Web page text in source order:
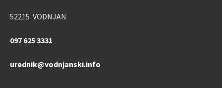
52215 VODNJAN
097 625 3331
urednik@vodnjanski.info